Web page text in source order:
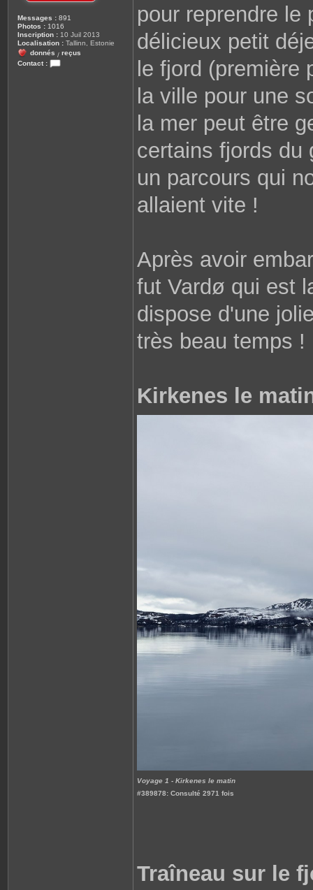
Messages : 891
Photos : 1016
Inscription : 10 Juil 2013
Localisation : Tallinn, Estonie
donnés / reçus
Contact :
pour reprendre le
délicieux petit
le fjord (première
la ville pour une
la mer peut être
certains fjords du
un parcours qui
allaient vite !
Après avoir
fut Vardø qui est
dispose d'une
très beau temps !
Kirkenes le
Voyage 1 - Kirkenes le matin
#389878: Consulté 2971 fois
Traîneau sur le